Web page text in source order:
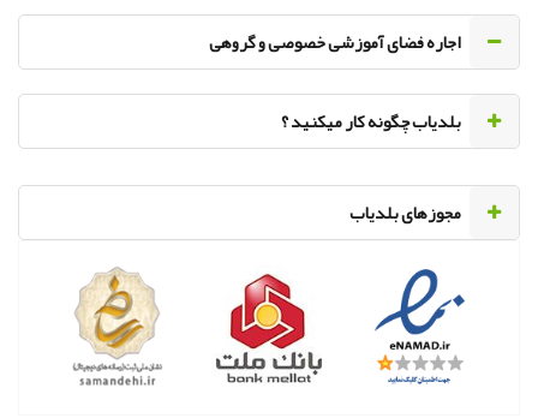
اجاره فضای آموزشی خصوصی و گروهی
‌بلدیاب چگونه کار میکنید ؟
مجوزهای بلدیاب